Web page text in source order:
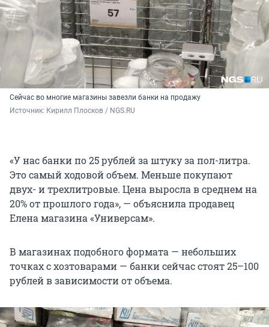
Сейчас во многие магазины завезли банки на продажу
Источник: Кирилл Плосков / NGS.RU
«У нас банки по 25 рублей за штуку за пол-литра.
Это самый ходовой объем. Меньше покупают
двух- и трехлитровые. Цена выросла в среднем на
20% от прошлого года», — объяснила продавец
Елена магазина «Универсам».
В магазинах подобного формата — небольших
точках с хозтоварами — банки сейчас стоят 25–100
рублей в зависимости от объема.